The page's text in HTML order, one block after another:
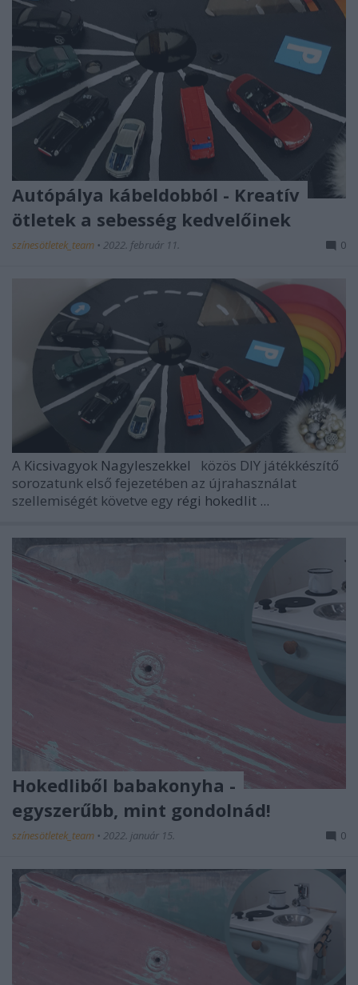
Autópálya kábeldobból - Kreatív
ötletek a sebesség kedvelőinek
színesötletek_team • 2022. február 11. 0
A Kicsivagyok Nagyleszekkel
közös DIY játékkészítő
sorozatunk első fejezetében az újrahasználat
szellemiségét követve egy régi hokedlit ...
Hokedliből babakonyha -
egyszerűbb, mint gondolnád!
színesötletek_team • 2022. január 15. 0